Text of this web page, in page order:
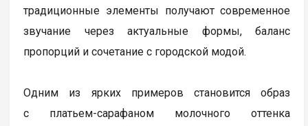
традиционные элементы получают современное
звучание через актуальные формы, баланс
пропорций и сочетание с городской модой.
Одним из ярких примеров становится образ
с платьем-сарафаном молочного оттенка